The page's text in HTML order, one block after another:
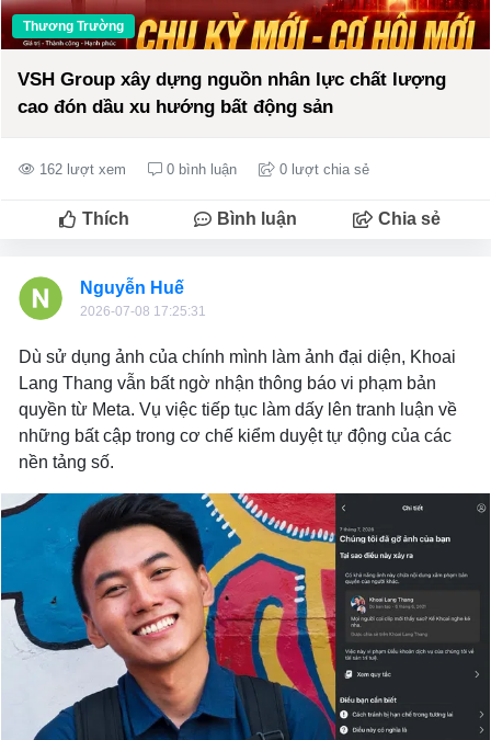
Thương Trường
VSH Group xây dựng nguồn nhân lực chất lượng
cao đón dầu xu hướng bất động sản
162 lượt xem 0 bình luận 0 lượt chia sẻ
Thích Bình luận Chia sẻ
Nguyễn Huế
2026-07-08 17:25:31
Dù sử dụng ảnh của chính mình làm ảnh đại diện, Khoai
Lang Thang vẫn bất ngờ nhận thông báo vi phạm bản
quyền từ Meta. Vụ việc tiếp tục làm dấy lên tranh luận về
những bất cập trong cơ chế kiểm duyệt tự động của các
nền tảng số.